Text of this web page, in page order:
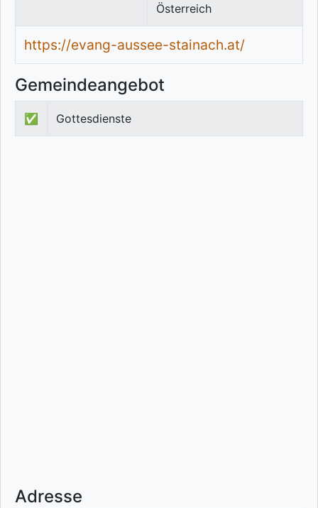
Österreich
https://evang-aussee-stainach.at/
Gemeindeangebot
✅ Gottesdienste
Adresse